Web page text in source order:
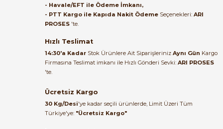
B... A... | 27/06/2026
bundan mehmet bey ilgi ve
alakası için teşekkür ederim
muhammed demirci |
Ürün elime eksiksiz ve hasarsız
ulaştı. Paketleme özenliydi,
- Havale/EFT ile Ödeme İmkanı,
- PTT Kargo ile Kapıda Nakit Ödeme Seçenekleri: ARI
PROSES 'te.
Hızlı Teslimat
14:30'a Kadar Stok Ürünlere Ait Siparişleriniz Aynı Gün Kargo
Firmasına Teslimat imkanı ile Hızlı Gönderi Sevki: ARI PROSES
'te.
Ücretsiz Kargo
30 Kg/Desi'ye kadar seçili ürünlerde, Limit Üzeri Tüm
Türkiye'ye: "Ücretsiz Kargo"